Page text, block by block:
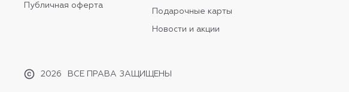
Публичная оферта
2026 ВСЕ ПРАВА ЗАЩИЩЕНЫ
Подарочные карты
Новости и акции